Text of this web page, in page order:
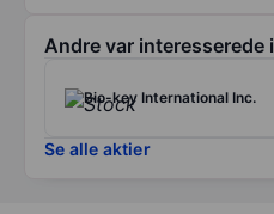
Andre var interesserede i
Bio-key International Inc.
Se alle aktier